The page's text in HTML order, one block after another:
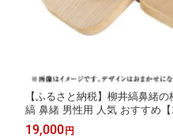
【ふるさと納税】柳井縞鼻緒
縞 鼻緒 男性用 人気 おすすめ【
19,000 円